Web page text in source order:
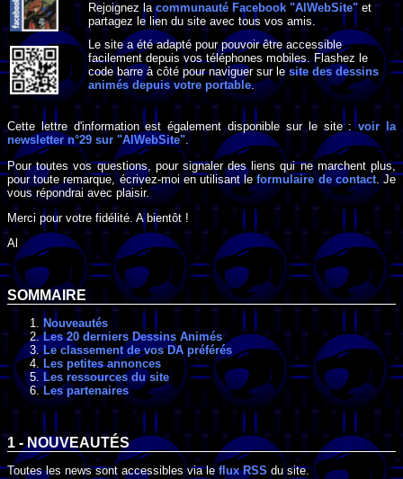
Rejoignez lacommunauté Facebook "AlWebSite" et
partagez le lien du site avec tous vos amis.
Le site a été adapté pour pouvoir être accessible
facilement depuis vos téléphones mobiles. Flashez le
code barre à côté pour naviguer sur lesite des dessins
animés depuis votre portable.
Cette lettre d'information est également disponible sur le site :voir la
newsletter n°29 sur "AlWebSite".
Pour toutes vos questions, pour signaler des liens qui ne marchent plus,
pour toute remarque, écrivez-moi en utilisant leformulaire de contact. Je
vous répondrai avec plaisir.
Merci pour votre fidélité. A bientôt !
Al
SOMMAIRE
Nouveautés
Les 20 derniers Dessins Animés
Le classement de vos DA préférés
Les petites annonces
Les ressources du site
Les partenaires
1 - NOUVEAUTÉS
Toutes les news sont accessibles via leflux RSS du site.